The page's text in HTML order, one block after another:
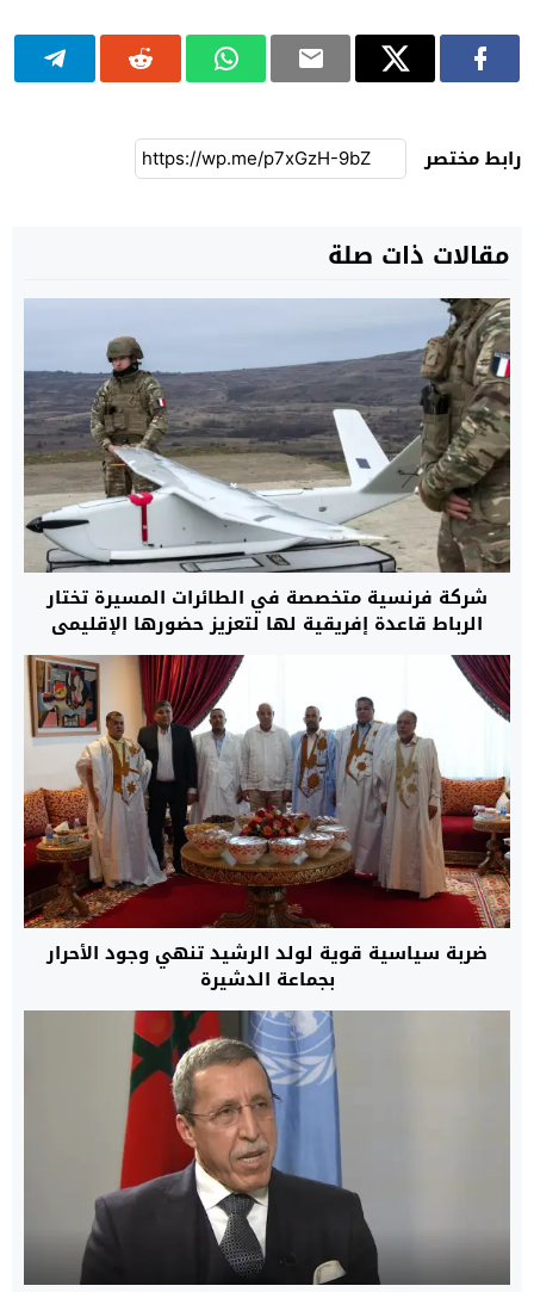
رابط مختصر
مقالات ذات صلة
شركة فرنسية متخصصة في الطائرات المسيرة تختار
الرباط قاعدة إفريقية لها لتعزيز حضورها الإقليمي
ضربة سياسية قوية لولد الرشيد تنهي وجود الأحرار
بجماعة الدشيرة